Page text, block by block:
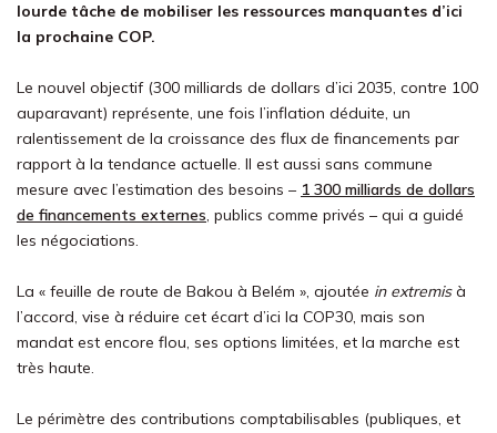
lourde tâche de mobiliser les ressources manquantes d’ici
la prochaine COP.
Le nouvel objectif (300 milliards de dollars d’ici 2035, contre 100
auparavant) représente, une fois l’inflation déduite, un
ralentissement de la croissance des flux de financements par
rapport à la tendance actuelle. Il est aussi sans commune
mesure avec l’estimation des besoins – 1 300 milliards de dollars
de financements externes, publics comme privés – qui a guidé
les négociations.
La « feuille de route de Bakou à Belém », ajoutée in extremisà
l’accord, vise à réduire cet écart d’ici la COP30, mais son
mandat est encore flou, ses options limitées, et la marche est
très haute.
Le périmètre des contributions comptabilisables (publiques, et